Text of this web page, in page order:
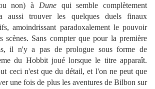
non) à Dunequi semble complètement
aussi trouver les quelques duels finaux
amoindrissant paradoxalement le pouvoir
scènes. Sans compter que pour la première
il n'y a pas de prologue sous forme de
du Hobbit joué lorsque le titre apparaît.
ceci n'est que du détail, et l'on ne peut que
une fois de plus les aventures de Bilbon sur